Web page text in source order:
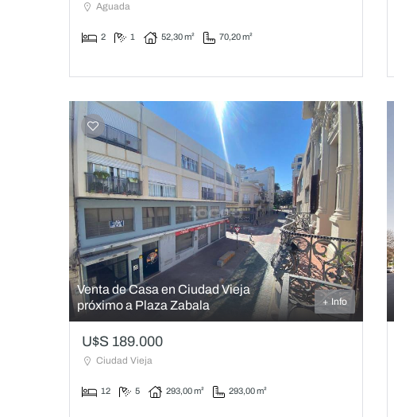
Aguada
2 1 52,30 m² 70,20 m²
Venta de Casa en Ciudad Vieja
próximo a Plaza Zabala
+ Info
U$S 189.000
Ciudad Vieja
12 5 293,00 m² 293,00 m²